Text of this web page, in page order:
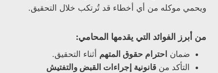
ويحمي موكله من أي أخطاء قد تُرتكب خلال التحقيق.
من أبرز الفوائد التي يقدمها المحامي:
ضمان احترام حقوق المتهم أثناء التحقيق.
التأكد من قانونية إجراءات القبض والتفتيش